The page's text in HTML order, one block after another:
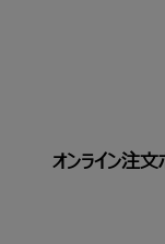
オンライン注文